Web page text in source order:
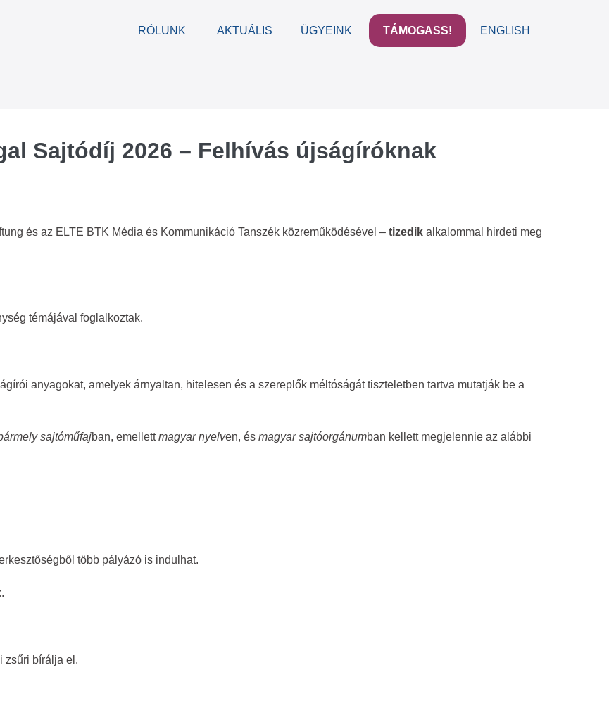
RÓLUNK AKTUÁLIS ÜGYEINK TÁMOGASS! ENGLISH
Sajtódíj 2026 – Felhívás újságíróknak
és az ELTE BTK Média és Kommunikáció Tanszék közreműködésével – tizedik alkalommal hirdeti meg
témájával foglalkoztak.
anyagokat, amelyek árnyaltan, hitelesen és a szereplők méltóságát tiszteletben tartva mutatják be a
sajtóműfajban, emellettmagyar nyelven, és magyar sajtóorgánumban kellett megjelennie az alábbi
több pályázó is indulhat.
zsűri bírálja el.